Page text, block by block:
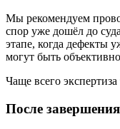
Мы рекомендуем
спор уже дошёл до
этапе, когда дефекты
могут быть
Чаще всего
После